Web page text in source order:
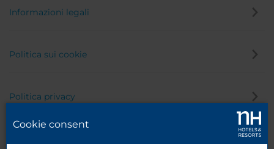
Informazioni legali
Politica sui cookie
Politica privacy
Cookie consent